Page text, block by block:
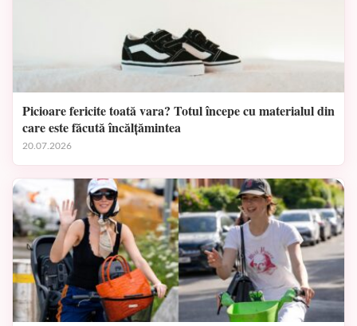
Picioare fericite toată vara? Totul începe cu materialul din
care este făcută încălțămintea
20.07.2026